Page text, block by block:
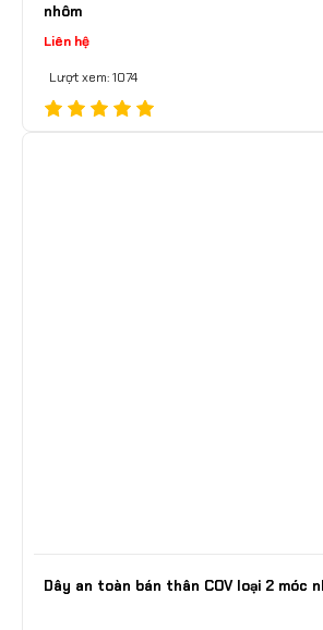
Dây an toàn Sseda SA-1204 có dây
nhôm
Lượt xem: 1074